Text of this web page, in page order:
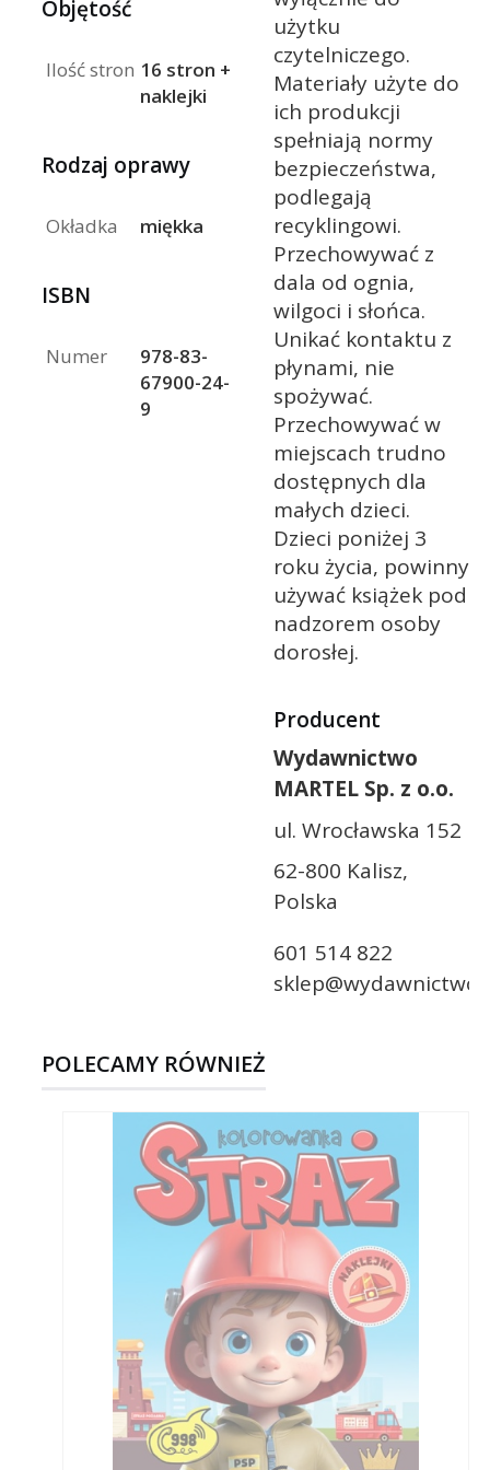
Objętość
Ilość stron 16 stron +
naklejki
Rodzaj oprawy
Okładka miękka
ISBN
Numer
978-83-
67900-24-
9
użytku
czytelniczego.
Materiały użyte do
ich produkcji
spełniają normy
bezpieczeństwa,
podlegają
recyklingowi.
Przechowywać z
dala od ognia,
wilgoci i słońca.
Unikać kontaktu z
płynami, nie
spożywać.
Przechowywać w
miejscach trudno
dostępnych dla
małych dzieci.
Dzieci poniżej 3
roku życia, powinny
używać książek pod
nadzorem osoby
dorosłej.
Producent
Wydawnictwo
MARTEL Sp. z o.o.
ul. Wrocławska 152
62-800 Kalisz,
Polska
601 514 822
POLECAMY RÓWNIEŻ